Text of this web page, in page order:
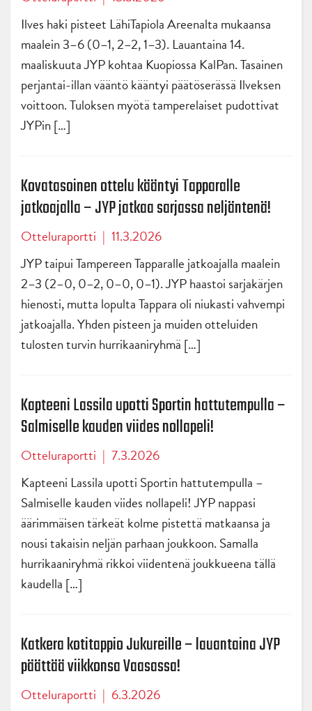
Ilves haki pisteet LähiTapiola Areenalta mukaansa
maalein 3–6 (0–1, 2–2, 1–3). Lauantaina 14.
maaliskuuta JYP kohtaa Kuopiossa KalPan. Tasainen
perjantai-illan vääntö kääntyi päätöserässä Ilveksen
voittoon. Tuloksen myötä tamperelaiset pudottivat
JYPin […]
Kovatasoinen ottelu kääntyi Tapparalle
jatkoajalla – JYP jatkaa sarjassa neljäntenä!
Otteluraportti | 11.3.2026
JYP taipui Tampereen Tapparalle jatkoajalla maalein
2–3 (2–0, 0–2, 0–0, 0–1). JYP haastoi sarjakärjen
hienosti, mutta lopulta Tappara oli niukasti vahvempi
jatkoajalla. Yhden pisteen ja muiden otteluiden
tulosten turvin hurrikaaniryhmä […]
Kapteeni Lassila upotti Sportin hattutempulla –
Salmiselle kauden viides nollapeli!
Otteluraportti | 7.3.2026
Kapteeni Lassila upotti Sportin hattutempulla –
Salmiselle kauden viides nollapeli! JYP nappasi
äärimmäisen tärkeät kolme pistettä matkaansa ja
nousi takaisin neljän parhaan joukkoon. Samalla
hurrikaaniryhmä rikkoi viidentenä joukkueena tällä
kaudella […]
Katkera kotitappio Jukureille – lauantaina JYP
päättää viikkonsa Vaasassa!
Otteluraportti | 6.3.2026